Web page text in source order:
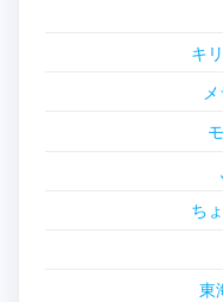
キ
ち
東